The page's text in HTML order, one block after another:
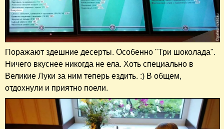
Поражают здешние десерты. Особенно "Три шоколада".
Ничего вкуснее никогда не ела. Хоть специально в
Великие Луки за ним теперь ездить. :) В общем,
отдохнули и приятно поели.